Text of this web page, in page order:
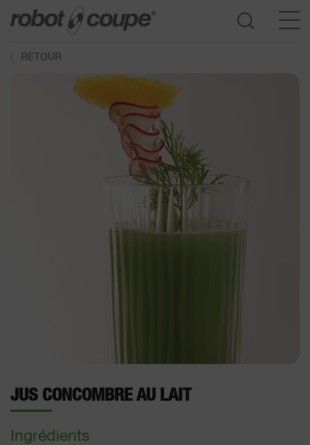
RETOUR
JUS CONCOMBRE AU LAIT
Ingrédients
Accès au guide de sélection